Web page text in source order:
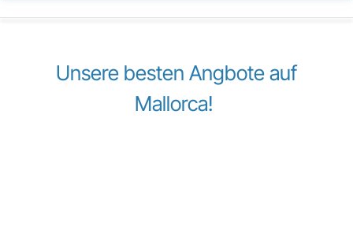
Unsere besten Angbote auf
Mallorca!